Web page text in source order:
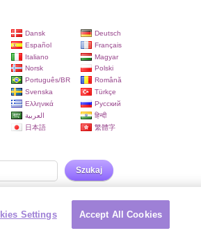
Dansk
Deutsch
Español
Français
Italiano
Magyar
Norsk
Polski
Português/BR
Română
Svenska
Türkçe
Ελληνικά
Русский
العربية
हिन्दी
日本語
繁體字
Szukaj
Settings Accept All Cookies